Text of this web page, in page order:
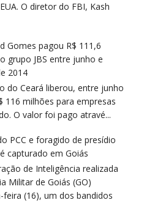
O diretor do FBI, Kash
Gomes pagou R$ 111,6
grupo JBS entre junho e
2014
do Ceará liberou, entre junho
116 milhões para empresas
O valor foi pago atravé...
PCC e foragido de presídio
capturado em Goiás
de Inteligência realizada
Militar de Goiás (GO)
(16), um dos bandidos